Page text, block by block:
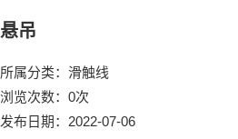
悬吊
所属分类：滑触线
浏览次数：0次
发布日期：2022-07-06